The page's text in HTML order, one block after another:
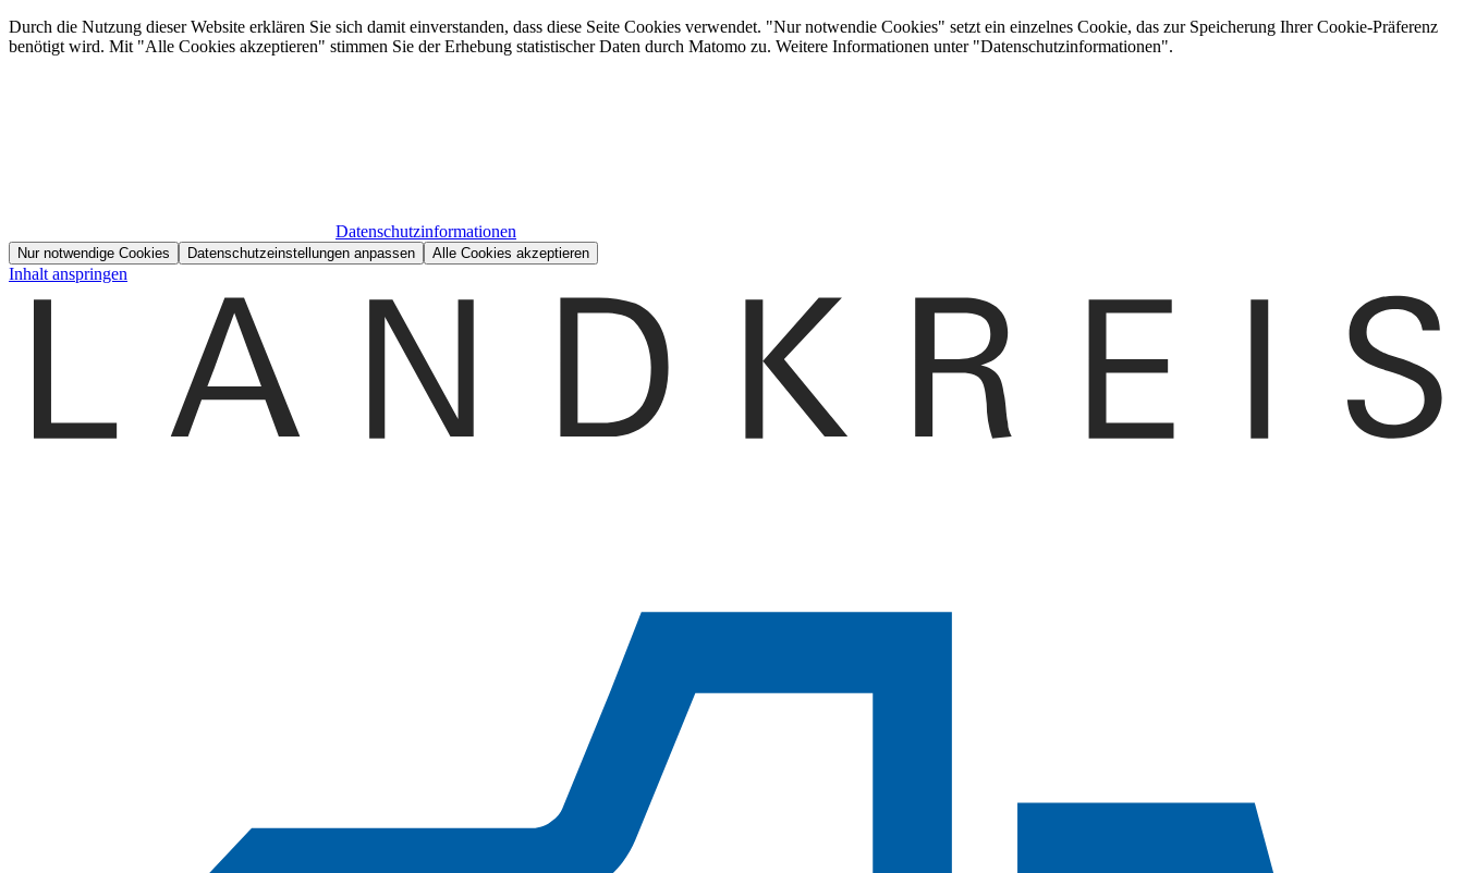
Durch die Nutzung dieser Website erklären Sie sich damit einverstanden, dass diese Seite Cookies verwendet. "Nur notwendie Cookies" setzt ein einzelnes Cookie, das zur Speicherung Ihrer Cookie-Präferenz
benötigt wird. Mit "Alle Cookies akzeptieren" stimmen Sie der Erhebung statistischer Daten durch Matomo zu. Weitere Informationen unter "Datenschutzinformationen".
Datenschutzinformationen
Nur notwendige Cookies Datenschutzeinstellungen anpassen Alle Cookies akzeptieren
Inhalt anspringen